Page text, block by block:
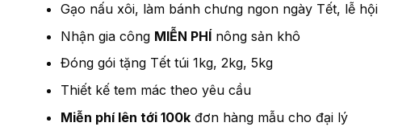
Gạo nấu xôi, làm bánh chưng ngon ngày Tết, lễ hội
Nhận gia công MIỄN PHÍnông sản khô
Đóng gói tặng Tết túi 1kg, 2kg, 5kg
Thiết kế tem mác theo yêu cầu
Miễn phí lên tới 100kđơn hàng mẫu cho đại lý